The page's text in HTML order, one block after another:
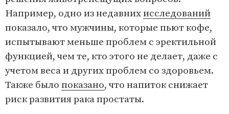
Например, одно из недавнихисследований
показало, что мужчины, которые пьют кофе,
испытывают меньше проблем с эректильной
функцией, чем те, кто этого не делает, даже с
учетом веса и других проблем со здоровьем.
Также было показано, что напиток снижает
риск развития рака простаты.